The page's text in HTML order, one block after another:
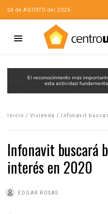
04 de AGOSTO del 2026
Inicio / Vivienda / Infonavit
Infonavit buscará
interés en 2020
EDGAR ROSAS